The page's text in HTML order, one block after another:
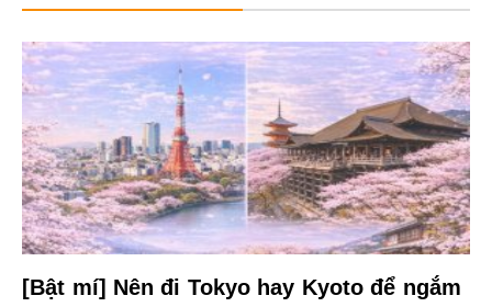
[Bật mí] Nên đi Tokyo hay Kyoto để ngắm